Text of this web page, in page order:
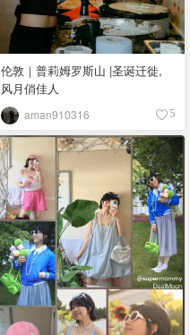
伦敦｜普莉姆罗斯山 |圣诞迁徙,
风月俏佳人
aman910316 5